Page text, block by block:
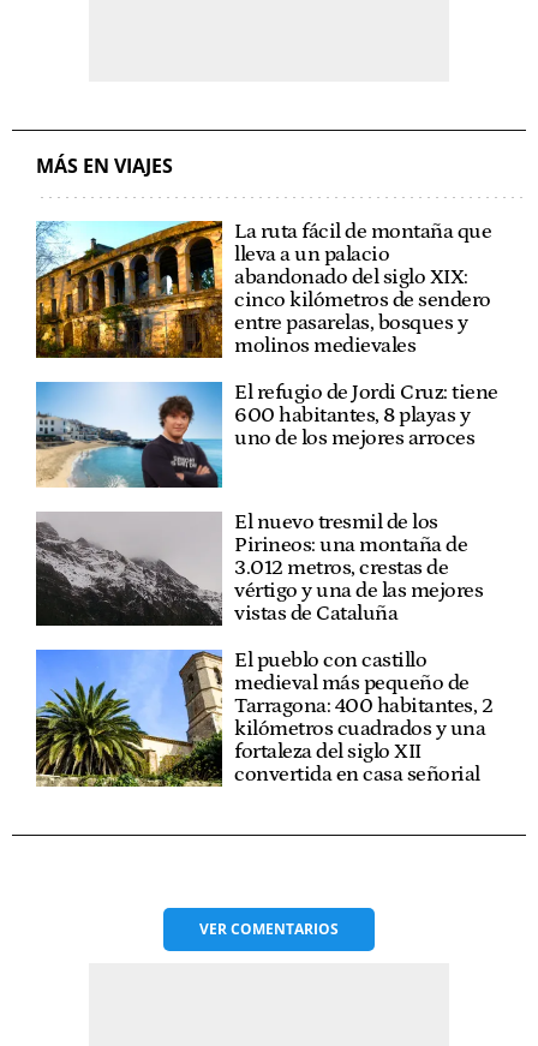
MÁS EN VIAJES
La ruta fácil de montaña que
lleva a un palacio
abandonado del siglo XIX:
cinco kilómetros de sendero
entre pasarelas, bosques y
molinos medievales
El refugio de Jordi Cruz: tiene
600 habitantes, 8 playas y
uno de los mejores arroces
El nuevo tresmil de los
Pirineos: una montaña de
3.012 metros, crestas de
vértigo y una de las mejores
vistas de Cataluña
El pueblo con castillo
medieval más pequeño de
Tarragona: 400 habitantes, 2
kilómetros cuadrados y una
fortaleza del siglo XII
convertida en casa señorial
VERCOMENTARIOS